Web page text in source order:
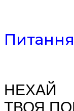
НЕХАЙ
ТВОЯ